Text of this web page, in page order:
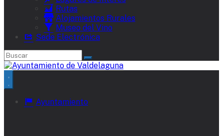
Rutas
Alojamientos Rurales
Museo del Vino
Sede Electrónica
Ayuntamiento